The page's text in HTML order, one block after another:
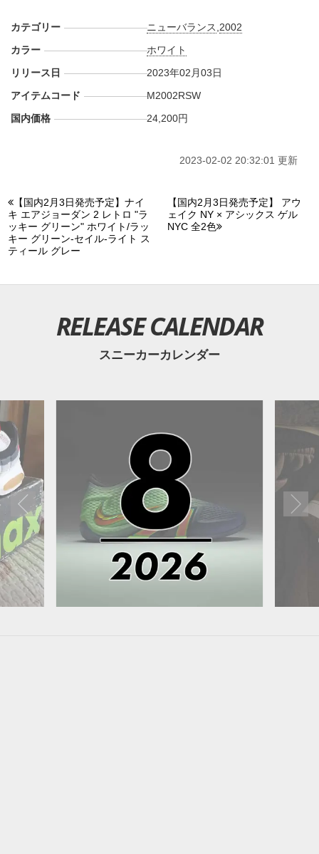
カテゴリー ニューバランス 2002
カラー
ホワイト
リリース日
2023年02月03日
アイテムコード
M2002RSW
国内価格
24,200円
2023-02-02 20:32:01 更新
【国内2月3日発売予定】ナイ
キ エアジョーダン 2 レトロ "ラ
ッキー グリーン" ホワイト/ラッ
キー グリーン-セイル-ライト ス
ティール グレー
【国内2月3日発売予定】 アウ
ェイク NY × アシックス ゲル
NYC 全2色
RELEASE CALENDAR
スニーカーカレンダー